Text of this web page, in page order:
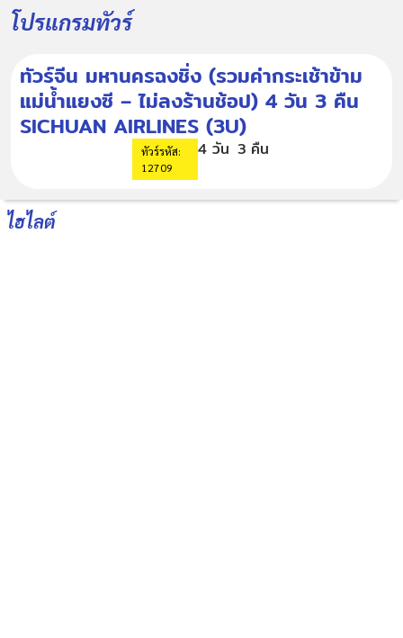
โปรแกรมทัวร์
ทัวร์จีน มหานครฉงชิ่ง (รวมค่ากระเช้าข้าม
แม่น้ำแยงซี – ไม่ลงร้านช้อป) 4 วัน 3 คืน
SICHUAN AIRLINES (3U)
ทัวร์รหัส:
12709
4 วัน 3 คืน
ไฮไลต์